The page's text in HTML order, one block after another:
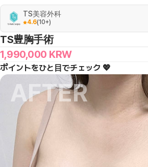
TS美容外科
4.6(10+)
TS豊胸手術
1,990,000 KRW
ポイントをひと目でチェック 💖
AFTER